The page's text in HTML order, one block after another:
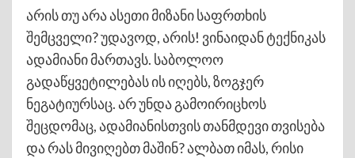
არის თუ არა ასეთი მიზანი საფრთხის
შემცველი? უდავოდ, არის! ვინაიდან ტექნიკას
ადამიანი მართავს. საბოლოო
გადაწყვეტილებას ის იღებს, ზოგჯერ
ნეგატიურსაც. არ უნდა გამოირიცხოს
შეცდომაც, ადამიანისთვის თანმდევი თვისება
და რას მივიღებთ მაშინ? ალბათ იმას, რისი